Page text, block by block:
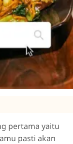
pertama yaitu
pasti akan